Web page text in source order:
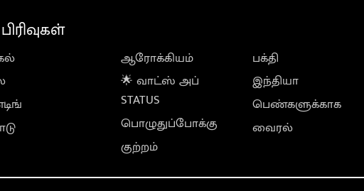
ஆரோக்கியம்
🌟 வாட்ஸ் அப்
STATUS
பொழுதுப்போக்கு
குற்றம்
பக்தி
இந்தியா
பெண்களுக்காக
வைரல்